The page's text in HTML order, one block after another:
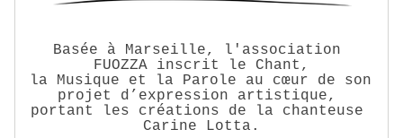
Basée à Marseille, l'association
FUOZZA inscrit le Chant,
la Musique et la Parole au cœur de son
projet d’expression artistique,
portant les créations de la chanteuse
Carine Lotta.